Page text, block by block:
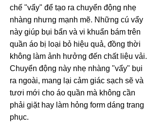
chế "vẩy" để tạo ra chuyển động nhẹ
nhàng nhưng mạnh mẽ. Những cú vẩy
này giúp bụi bẩn và vi khuẩn bám trên
quần áo bị loại bỏ hiệu quả, đồng thời
không làm ảnh hưởng đến chất liệu vải.
Chuyển động này nhẹ nhàng "vẩy" bụi
ra ngoài, mang lại cảm giác sạch sẽ và
tươi mới cho áo quần mà không cần
phải giặt hay làm hỏng form dáng trang
phục.